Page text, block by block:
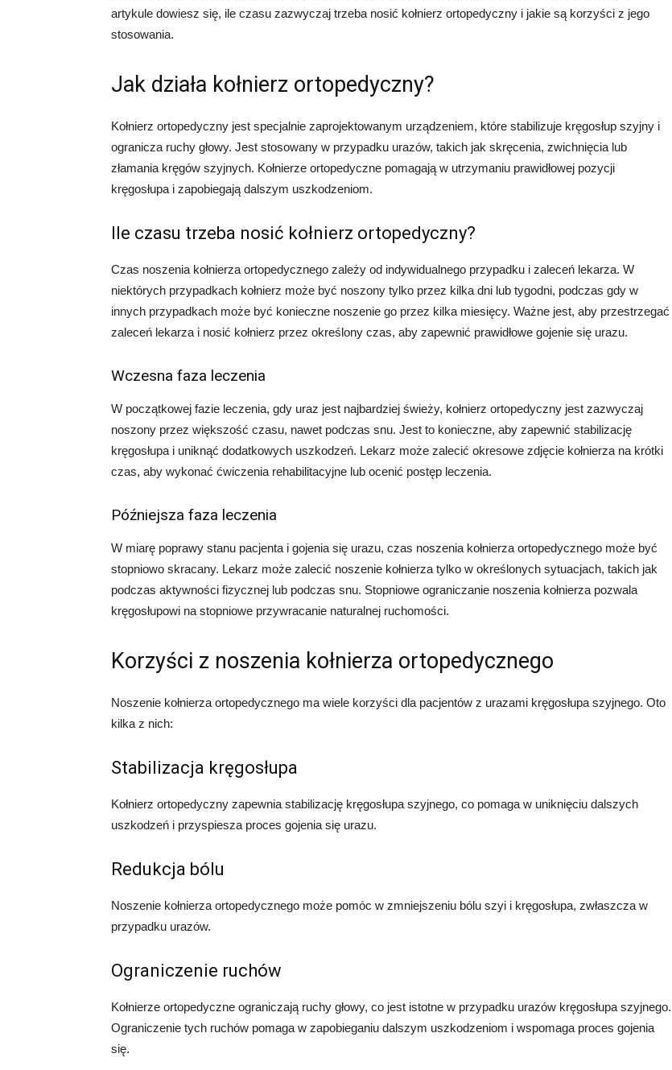
artykule dowiesz się, ile czasu zazwyczaj trzeba nosić kołnierz ortopedyczny i jakie są korzyści z jego
stosowania.
Jak działa kołnierz ortopedyczny?
Kołnierz ortopedyczny jest specjalnie zaprojektowanym urządzeniem, które stabilizuje kręgosłup szyjny i
ogranicza ruchy głowy. Jest stosowany w przypadku urazów, takich jak skręcenia, zwichnięcia lub
złamania kręgów szyjnych. Kołnierze ortopedyczne pomagają w utrzymaniu prawidłowej pozycji
kręgosłupa i zapobiegają dalszym uszkodzeniom.
Ile czasu trzeba nosić kołnierz ortopedyczny?
Czas noszenia kołnierza ortopedycznego zależy od indywidualnego przypadku i zaleceń lekarza. W
niektórych przypadkach kołnierz może być noszony tylko przez kilka dni lub tygodni, podczas gdy w
innych przypadkach może być konieczne noszenie go przez kilka miesięcy. Ważne jest, aby przestrzegać
zaleceń lekarza i nosić kołnierz przez określony czas, aby zapewnić prawidłowe gojenie się urazu.
Wczesna faza leczenia
W początkowej fazie leczenia, gdy uraz jest najbardziej świeży, kołnierz ortopedyczny jest zazwyczaj
noszony przez większość czasu, nawet podczas snu. Jest to konieczne, aby zapewnić stabilizację
kręgosłupa i uniknąć dodatkowych uszkodzeń. Lekarz może zalecić okresowe zdjęcie kołnierza na krótki
czas, aby wykonać ćwiczenia rehabilitacyjne lub ocenić postęp leczenia.
Późniejsza faza leczenia
W miarę poprawy stanu pacjenta i gojenia się urazu, czas noszenia kołnierza ortopedycznego może być
stopniowo skracany. Lekarz może zalecić noszenie kołnierza tylko w określonych sytuacjach, takich jak
podczas aktywności fizycznej lub podczas snu. Stopniowe ograniczanie noszenia kołnierza pozwala
kręgosłupowi na stopniowe przywracanie naturalnej ruchomości.
Korzyści z noszenia kołnierza ortopedycznego
Noszenie kołnierza ortopedycznego ma wiele korzyści dla pacjentów z urazami kręgosłupa szyjnego. Oto
kilka z nich:
Stabilizacja kręgosłupa
Kołnierz ortopedyczny zapewnia stabilizację kręgosłupa szyjnego, co pomaga w uniknięciu dalszych
uszkodzeń i przyspiesza proces gojenia się urazu.
Redukcja bólu
Noszenie kołnierza ortopedycznego może pomóc w zmniejszeniu bólu szyi i kręgosłupa, zwłaszcza w
przypadku urazów.
Ograniczenie ruchów
Kołnierze ortopedyczne ograniczają ruchy głowy, co jest istotne w przypadku urazów kręgosłupa szyjnego.
Ograniczenie tych ruchów pomaga w zapobieganiu dalszym uszkodzeniom i wspomaga proces gojenia
się.